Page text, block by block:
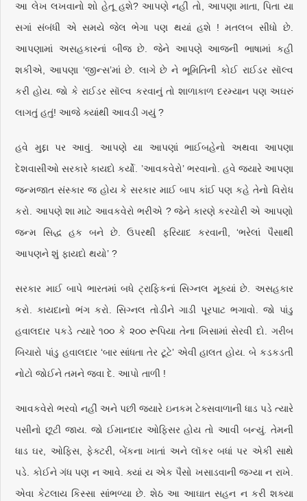
આ લેખ લખવાનો શો હેતૂ હશે? આપણે નહીં તો, આપણા માતા, પિતા યા
સગાં સંબંધી એ સમયે જેલ ભેગા પણ થયાં હશે ! મતલબ સીધો છે.
આપણામાં અસહકારનાં બીજ છે. જેને આપણે આજની ભાષામાં કહી
શકીએ, આપણા ‘જીન્સ’માં છે. લાગે છે ને ભૂમિતિની કોઈ રાઈડર સૉલ્વ
કરી હોય. જો કે રાઈડર સૉલ્વ કરવાનું તો શાળાકાળ દરમ્યાન પણ અઘરું
લાગતું હતું! આજે ક્યાંથી આવડી ગયું ?
હવે મુદ્દા પર આવું. આપણે યા આપણાં ભાઈબહેનો અથવા આપણા
દેશવાસીઓ સરકારે કાયદો કર્યો. ’આવકવેરો’ ભરવાનો. હવે જ્યારે આપણા
જન્મજાત સંસ્કાર જ હોય કે સરકાર માઈ બાપ કાંઈ પણ કહે તેનો વિરોધ
કરો. આપણે શા માટે આવકવેરો ભરીએ ? જેને કારણે કરચોરી એ આપણો
જન્મ સિદ્ધ હક બને છે. ઉપરથી ફરિયાદ કરવાની, ‘ભરેલાં પૈસાથી
આપણને શું ફાયદો થયો’ ?
સરકાર માઈ બાપે ભારતમાં બધે ટ્રાફિકનાં સિગ્નલ મૂક્યાં છે. અસહકાર
કરો. કાયદાનો ભંગ કરો. સિગ્નલ તોડીને ગાડી પૂરપાટ ભગાવો. જો પાંડુ
હવાલદાર પકડે ત્યારે ૧૦૦ કે ૨૦૦ રૂપિયા તેના ખિસામાં સેરવી દો. ગરીબ
બિચારો પાંડુ હવાલદાર ‘બાર સાંધતા તેર ટૂટે’ એવી હાલત હોય. બે કડકડતી
નોટો જોઈને તમને જવા દે. આપો તાળી !
આવકવેરો ભરવો નહીં અને પછી જ્યારે ઇનકમ ટેક્સવાળાની ધાડ પડે ત્યારે
પસીનો છૂટી જાય. જો ઈમાનદાર ઓફિસર હોય તો આવી બન્યું. તેમની
ધાડ ઘર, ઓફિસ, ફેક્ટરી, બેંકના ખાતાં અને લૉકર બધાં પર એકી સાથે
પડે. કોઈને ગંધ પણ ન આવે. ક્યાં ય એક પૈસો ખસાડવાની જગ્યા ન રાખે.
એવા કેટલાય કિસ્સા સાંભળ્યા છે. શેઠ આ આઘાત સહન ન કરી શક્યા